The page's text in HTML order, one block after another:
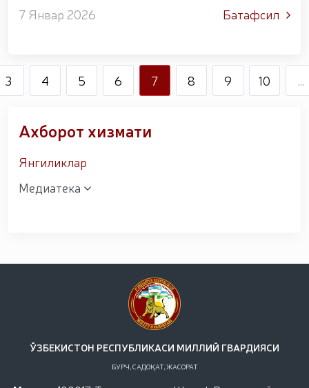
чеклангани ҳақида аноним муаллифнинг
7 Январ 2026 Батафсил
3 4 5 6 7 8 9 10
Ахборот хизмати
Янгиликлар
Медиатека
ЎЗБЕКИСТОН РЕСПУБЛИКАСИ МИЛЛИЙ ГВАРДИЯСИ
БУРЧ, САДОҚАТ, ЖАСОРАТ